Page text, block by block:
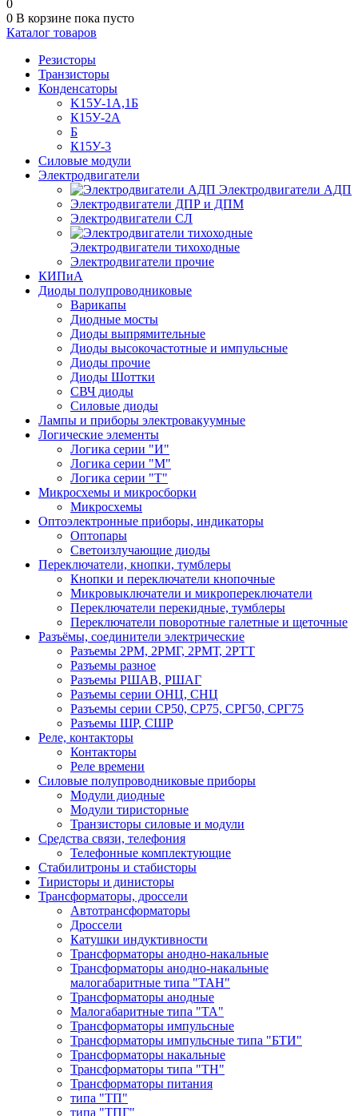
0
0 В корзине пока пусто
Каталог товаров
Резисторы
Транзисторы
Конденсаторы
K15У-1А,1Б
К15У-2А
Б
К15У-3
Силовые модули
Электродвигатели
Электродвигатели АДП
Электродвигатели ДПР и ДПМ
Электродвигатели СЛ
Электродвигатели тихоходные
Электродвигатели прочие
КИПиА
Диоды полупроводниковые
Варикапы
Диодные мосты
Диоды выпрямительные
Диоды высокочастотные и импульсные
Диоды прочие
Диоды Шоттки
СВЧ диоды
Силовые диоды
Лампы и приборы электровакуумные
Логические элементы
Логика серии "И"
Логика серии "М"
Логика серии "Т"
Микросхемы и микросборки
Микросхемы
Оптоэлектронные приборы, индикаторы
Оптопары
Светоизлучающие диоды
Переключатели, кнопки, тумблеры
Кнопки и переключатели кнопочные
Микровыключатели и микропереключатели
Переключатели перекидные, тумблеры
Переключатели поворотные галетные и щеточные
Разъёмы, соединители электрические
Разъемы 2РМ, 2РМГ, 2РМТ, 2РТТ
Разъемы разное
Разъемы РШАВ, РШАГ
Разъемы серии ОНЦ, СНЦ
Разъемы серии СР50, СР75, СРГ50, СРГ75
Разъемы ШР, СШР
Реле, контакторы
Контакторы
Реле времени
Силовые полупроводниковые приборы
Модули диодные
Модули тиристорные
Транзисторы силовые и модули
Средства связи, телефония
Телефонные комплектующие
Стабилитроны и стабисторы
Тиристоры и динисторы
Трансформаторы, дроссели
Автотрансформаторы
Дроссели
Катушки индуктивности
Трансформаторы анодно-накальные
Трансформаторы анодно-накальные
малогабаритные типа "ТАН"
Трансформаторы анодные
Малогабаритные типа "ТА"
Трансформаторы импульсные
Трансформаторы импульсные типа "БТИ"
Трансформаторы накальные
Трансформаторы типа "ТН"
Трансформаторы питания
типа "ТП"
типа "ТПГ"